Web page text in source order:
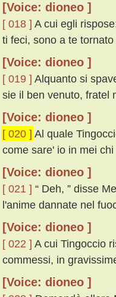
[Voice: dioneo ]
[ 018 ] A cui egli
ti feci, sono a te
[Voice: dioneo ]
[ 019 ] Alquanto si
sie il ben venuto, fratel
[Voice: dioneo ]
[ 020 ] Al quale
come sare' io in mei
[Voice: dioneo ]
[ 021 ] “ Deh, ” disse
l'anime dannate nel
[Voice: dioneo ]
[ 022 ] A cui Tingoccio
commessi, in
[Voice: dioneo ]